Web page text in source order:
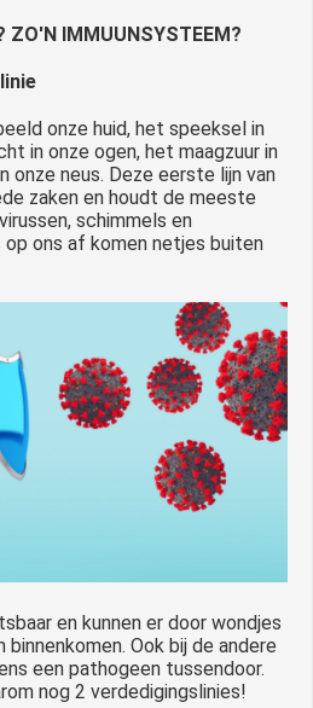
ZO'N IMMUUNSYSTEEM?
onze huid, het speeksel in
in onze ogen, het maagzuur in
onze neus. Deze eerste lijn van
zaken en houdt de meeste
schimmels en
ons af komen netjes buiten
en kunnen er door wondjes
Ook bij de andere
een pathogeen tussendoor.
nog 2 verdedigingslinies!